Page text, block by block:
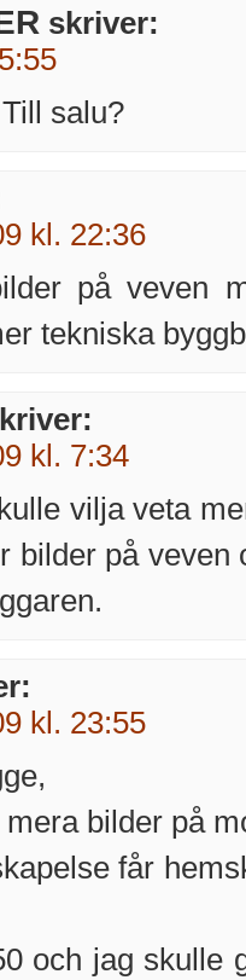
skriver:
salu?
kl. 22:36
på veven
tekniska
kl. 7:34
vilja veta
bilder på veven
kl. 23:55
bilder på
får
och jag skulle